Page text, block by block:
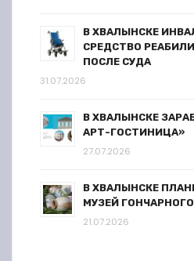
В ХВАЛЫНСКЕ
СРЕДСТВО
ПОСЛЕ СУДА
31.07.2026
В ХВАЛЫНСКЕ
АРТ-ГОСТИНИЦА»
27.07.2026
В ХВАЛЫНСКЕ
МУЗЕЙ
21.07.2026